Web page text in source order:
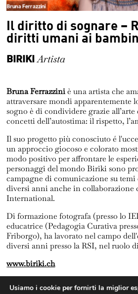
Il diritto di sognare –
diritti umani ai
BIRIKI Artista
Bruna Ferrazziniè una artista che
attraversare mondi apparentemente
sogno è di condividere grazie
concetti dell’autostima: il rispetto,
Il suo progetto più conosciuto é
un approccio giocoso e colorato
modo positivo per affrontare le
personaggi del mondo Biriki sono
campagne di comunicazione su
diversi anni anche in collaborazione
International.
Di formazione fotografa (presso lo
educatrice (Pedagogia Curativa
Friborgo), ha lavorato nel campo
diversi anni presso la RSI, nel ruolo
www.biriki.ch
Usiamo i cookie per fornirti la miglior